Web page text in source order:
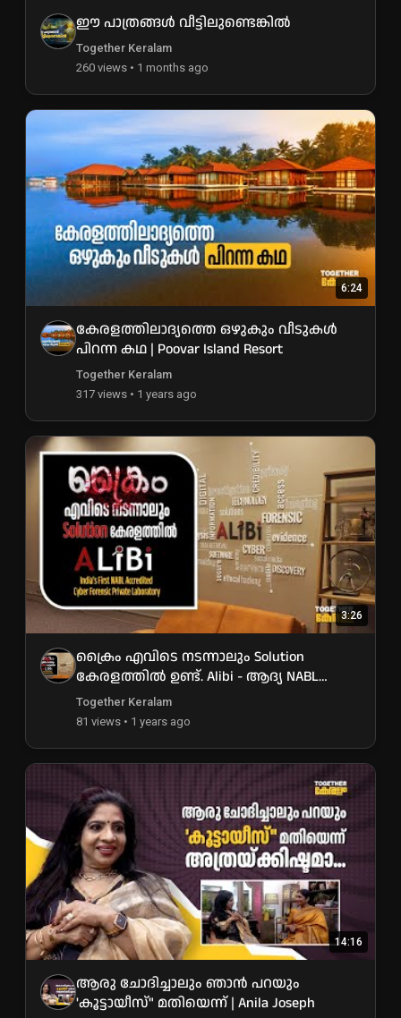
ഈ പാത്രങ്ങൾ വീട്ടിലുണ്ടെങ്കിൽ
Together Keralam
260 views • 1 months ago
6:24
കേരളത്തിലാദ്യത്തെ ഒഴുകും വീടുകൾ
പിറന്ന കഥ | Poovar Island Resort
Together Keralam
317 views • 1 years ago
3:26
ക്രൈം എവിടെ നടന്നാലും Solution
കേരളത്തിൽ ഉണ്ട്. Alibi - ആദ്യ NABL
Accredited സൈബർ ഫോറൻസിക്
സ്ഥാപനം
Together Keralam
81 views • 1 years ago
14:16
ആരു ചോദിച്ചാലും ഞാൻ പറയും
'കൂട്ടായീസ്" മതിയെന്ന് | Anila Joseph